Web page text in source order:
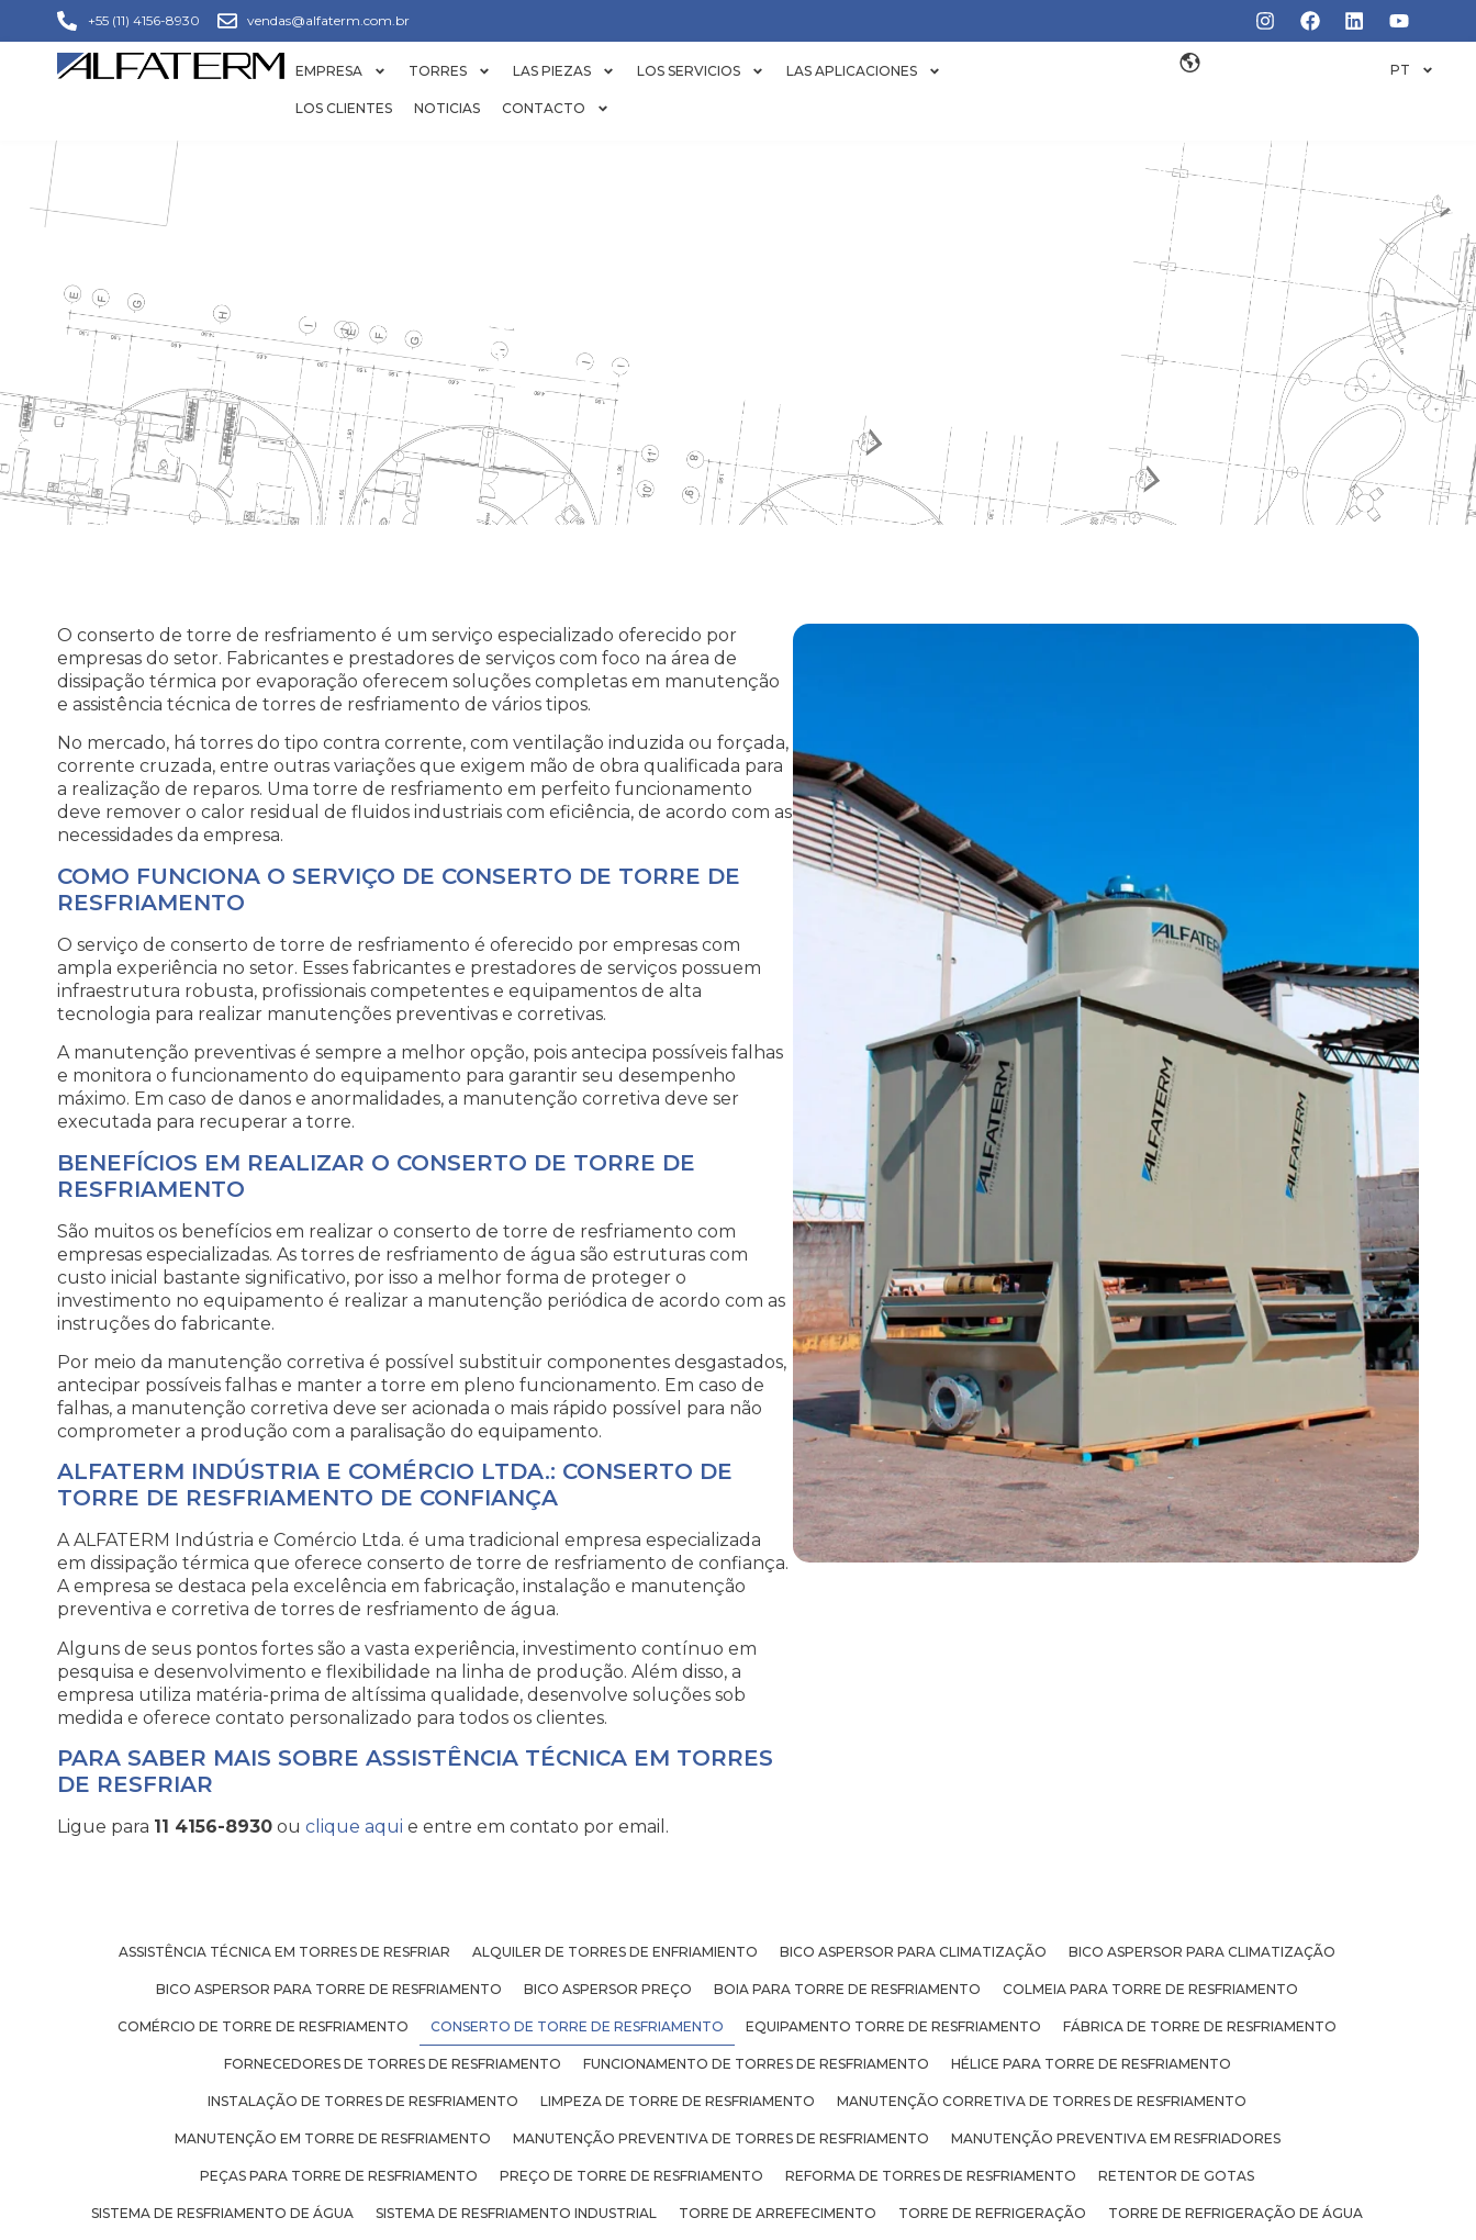
+55 (11) 4156-8930 vendas@alfaterm.com.br
EMPRESA TORRES LAS PIEZAS LOS SERVICIOS LAS APLICACIONES
LOS CLIENTES NOTICIAS CONTACTO
PT
CONSERTO DE TORRE DE
RESFRIAMENTO
O conserto de torre de resfriamento é um serviço especializado oferecido por
empresas do setor. Fabricantes e prestadores de serviços com foco na área de
dissipação térmica por evaporação oferecem soluções completas em manutenção
e assistência técnica de torres de resfriamento de vários tipos.
No mercado, há torres do tipo contra corrente, com ventilação induzida ou forçada,
corrente cruzada, entre outras variações que exigem mão de obra qualificada para
a realização de reparos. Uma torre de resfriamento em perfeito funcionamento
deve remover o calor residual de fluidos industriais com eficiência, de acordo com as
necessidades da empresa.
COMO FUNCIONA O SERVIÇO DE CONSERTO DE TORRE DE
RESFRIAMENTO
O serviço de conserto de torre de resfriamento é oferecido por empresas com
ampla experiência no setor. Esses fabricantes e prestadores de serviços possuem
infraestrutura robusta, profissionais competentes e equipamentos de alta
tecnologia para realizar manutenções preventivas e corretivas.
A manutenção preventivas é sempre a melhor opção, pois antecipa possíveis falhas
e monitora o funcionamento do equipamento para garantir seu desempenho
máximo. Em caso de danos e anormalidades, a manutenção corretiva deve ser
executada para recuperar a torre.
BENEFÍCIOS EM REALIZAR O CONSERTO DE TORRE DE
RESFRIAMENTO
São muitos os benefícios em realizar o conserto de torre de resfriamento com
empresas especializadas. As torres de resfriamento de água são estruturas com
custo inicial bastante significativo, por isso a melhor forma de proteger o
investimento no equipamento é realizar a manutenção periódica de acordo com as
instruções do fabricante.
Por meio da manutenção corretiva é possível substituir componentes desgastados,
antecipar possíveis falhas e manter a torre em pleno funcionamento. Em caso de
falhas, a manutenção corretiva deve ser acionada o mais rápido possível para não
comprometer a produção com a paralisação do equipamento.
ALFATERM INDÚSTRIA E COMÉRCIO LTDA.: CONSERTO DE
TORRE DE RESFRIAMENTO DE CONFIANÇA
A ALFATERM Indústria e Comércio Ltda. é uma tradicional empresa especializada
em dissipação térmica que oferece conserto de torre de resfriamento de confiança.
A empresa se destaca pela excelência em fabricação, instalação e manutenção
preventiva e corretiva de torres de resfriamento de água.
Alguns de seus pontos fortes são a vasta experiência, investimento contínuo em
pesquisa e desenvolvimento e flexibilidade na linha de produção. Além disso, a
empresa utiliza matéria-prima de altíssima qualidade, desenvolve soluções sob
medida e oferece contato personalizado para todos os clientes.
PARA SABER MAIS SOBRE ASSISTÊNCIA TÉCNICA EM TORRES
DE RESFRIAR
Ligue para 11 4156-8930 ou clique aqui e entre em contato por email.
ASSISTÊNCIA TÉCNICA EM TORRES DE RESFRIAR ALQUILER DE TORRES DE ENFRIAMIENTO BICO ASPERSOR PARA CLIMATIZAÇÃO BICO ASPERSOR PARA CLIMATIZAÇÃO
BICO ASPERSOR PARA TORRE DE RESFRIAMENTO BICO ASPERSOR PREÇO BOIA PARA TORRE DE RESFRIAMENTO COLMEIA PARA TORRE DE RESFRIAMENTO
COMÉRCIO DE TORRE DE RESFRIAMENTO CONSERTO DE TORRE DE RESFRIAMENTO EQUIPAMENTO TORRE DE RESFRIAMENTO FÁBRICA DE TORRE DE RESFRIAMENTO
FORNECEDORES DE TORRES DE RESFRIAMENTO FUNCIONAMENTO DE TORRES DE RESFRIAMENTO HÉLICE PARA TORRE DE RESFRIAMENTO
INSTALAÇÃO DE TORRES DE RESFRIAMENTO LIMPEZA DE TORRE DE RESFRIAMENTO MANUTENÇÃO CORRETIVA DE TORRES DE RESFRIAMENTO
MANUTENÇÃO EM TORRE DE RESFRIAMENTO MANUTENÇÃO PREVENTIVA DE TORRES DE RESFRIAMENTO MANUTENÇÃO PREVENTIVA EM RESFRIADORES
PEÇAS PARA TORRE DE RESFRIAMENTO PREÇO DE TORRE DE RESFRIAMENTO REFORMA DE TORRES DE RESFRIAMENTO RETENTOR DE GOTAS
SISTEMA DE RESFRIAMENTO DE ÁGUA SISTEMA DE RESFRIAMENTO INDUSTRIAL TORRE DE ARREFECIMENTO TORRE DE REFRIGERAÇÃO TORRE DE REFRIGERAÇÃO DE ÁGUA